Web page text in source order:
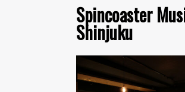
Spincoaster
Shinjuku